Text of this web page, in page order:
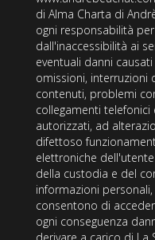
di Alma Charta di
ogni responsabilità
dall'inaccessibilità ai
eventuali danni
omissioni, interruzioni
contenuti, problemi
collegamenti
autorizzati, ad
difettoso
elettroniche
della custodia e del
informazioni
consentono di
ogni conseguenza